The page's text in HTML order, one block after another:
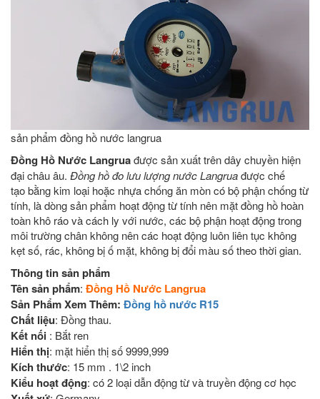
sản phẩm đồng hồ nước langrua
Đồng Hồ Nước Langruađược sản xuất trên dây chuyền hiện
đại châu âu. Đồng hồ đo lưu lượng nước Langruađược chế
tạobằng kim loại hoặc nhựa chống ăn mòn có bộ phận chống từ
tính, là dòng sản phẩm hoạt động từ tính nên mặt đồng hồ hoàn
toàn khô ráo và cách ly với nước, các bộ phận hoạt động trong
môi trường chân không nên các hoạt động luôn liên tục không
kẹt số, rác, không bị ố mặt, không bị đổi màu số theo thời gian.
Thông tin sản phẩm
Tên sản phẩm: Đồng Hồ Nước Langrua
Sản Phẩm Xem Thêm: Đồng hồ nước R15
Chất liệu: Đồng thau.
Kết nối : Bắt ren
Hiển thị: mặt hiển thị số 9999,999
Kích thước: 15 mm . 1\2 inch
Kiểu hoạt động: có 2 loại dẫn động từ và truyền động cơ học